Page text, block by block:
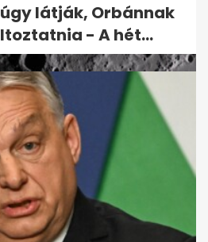
látják, Orbánnak
- A hét...